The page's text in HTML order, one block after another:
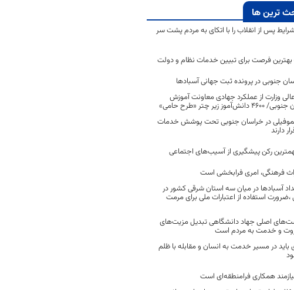
ترین ها
پس از انقلاب را با اتکای به مردم پشت سر
فرصت برای تبیین خدمات نظام و دولت
جنوبی در پرونده ثبت جهانی آسبادها
وزارت از عملکرد جهادی معاونت آموزش
زیر چتر «طرح حامی»
هموفیلی در خراسان جنوبی تحت پوشش خدمات
دارند
رکن پیشگیری از آسیب‌های اجتماعی
فرهنگی، امری فرابخشی است
آسبادها در میان سه استان شرقی کشور در
استفاده از اعتبارات ملی برای مرمت
اصلی جهاد دانشگاهی تبدیل مزیت‌های
و خدمت به مردم است
باید در مسیر خدمت به انسان و مقابله با ظلم
همکاری فرامنطقه‌ای است